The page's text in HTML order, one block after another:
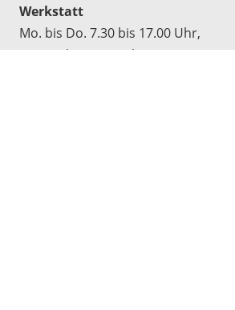
Werkstatt
Mo. bis Do. 7.30 bis 17.00 Uhr,
Fr. 7.30 bis 16.30 Uhr